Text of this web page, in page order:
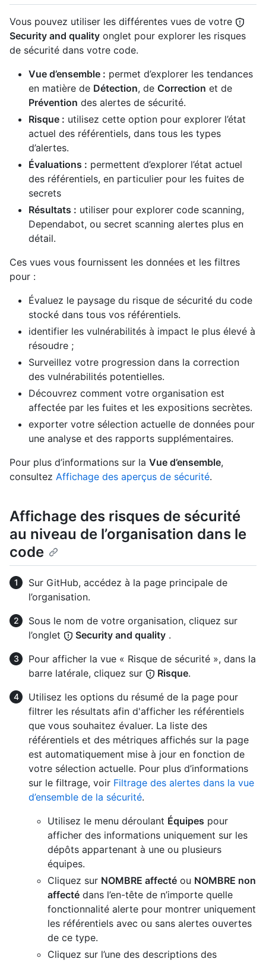
Vous pouvez utiliser les différentes vues de votre
Security and quality onglet pour explorer les risques
de sécurité dans votre code.
Vue d’ensemble : permet d’explorer les tendances
en matière de Détection, de Correction et de
Prévention des alertes de sécurité.
Risque : utilisez cette option pour explorer l’état
actuel des référentiels, dans tous les types
d’alertes.
Évaluations : permettent d’explorer l’état actuel
des référentiels, en particulier pour les fuites de
secrets
Résultats : utiliser pour explorer code scanning,
Dependabot, ou secret scanning alertes plus en
détail.
Ces vues vous fournissent les données et les filtres
pour :
Évaluez le paysage du risque de sécurité du code
stocké dans tous vos référentiels.
identifier les vulnérabilités à impact le plus élevé à
résoudre ;
Surveillez votre progression dans la correction
des vulnérabilités potentielles.
Découvrez comment votre organisation est
affectée par les fuites et les expositions secrètes.
exporter votre sélection actuelle de données pour
une analyse et des rapports supplémentaires.
Pour plus d’informations sur la Vue d’ensemble,
consultez Affichage des aperçus de sécurité.
Affichage des risques de sécurité
au niveau de l’organisation dans le
code
Sur GitHub, accédez à la page principale de
l’organisation.
Sous le nom de votre organisation, cliquez sur
l’onglet
Security and quality .
Pour afficher la vue « Risque de sécurité », dans la
barre latérale, cliquez sur
Risque.
Utilisez les options du résumé de la page pour
filtrer les résultats afin d'afficher les référentiels
que vous souhaitez évaluer. La liste des
référentiels et des métriques affichés sur la page
est automatiquement mise à jour en fonction de
votre sélection actuelle. Pour plus d’informations
sur le filtrage, voir Filtrage des alertes dans la vue
d’ensemble de la sécurité.
Utilisez le menu déroulant Équipes pour
afficher des informations uniquement sur les
dépôts appartenant à une ou plusieurs
équipes.
Cliquez sur NOMBRE affecté ou NOMBRE non
affecté dans l’en-tête de n’importe quelle
fonctionnalité alerte pour montrer uniquement
les référentiels avec ou sans alertes ouvertes
de ce type.
Cliquez sur l’une des descriptions des